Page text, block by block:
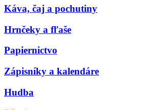
Káva, čaj a pochutiny
Hrnčeky a fľaše
Papiernictvo
Zápisníky a kalendáre
Hudba